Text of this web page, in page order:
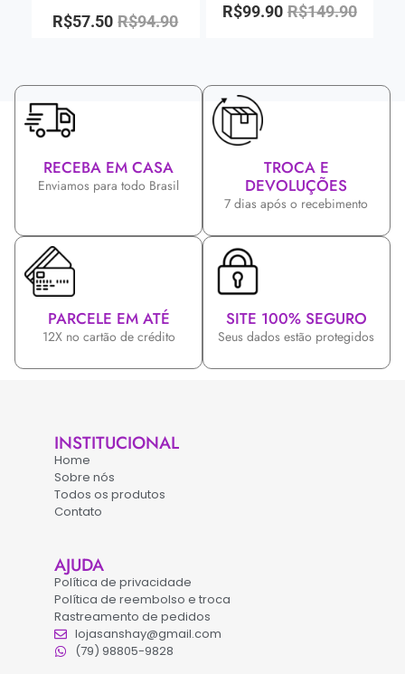
R$94.90
R$57.50
R$149.90
R$99.90
RECEBA EM CASA
Enviamos para todo Brasil
TROCA E
DEVOLUÇÕES
7 dias após o recebimento
PARCELE EM ATÉ
12X no cartão de crédito
SITE 100% SEGURO
Seus dados estão protegidos
INSTITUCIONAL
Home
Sobre nós
Todos os produtos
Contato
AJUDA
Política de privacidade
Política de reembolso e troca
Rastreamento de pedidos
lojasanshay@gmail.com
(79) 98805-9828